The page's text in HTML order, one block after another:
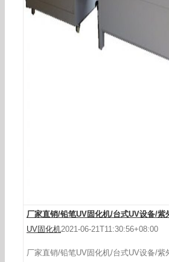
厂家直销/铅笔UV固化机/台式UV设备/紫
UV固化机2021-06-21T11:30:56+08:00
厂家直销/铅笔UV固化机/台式UV设备/紫
直销台式UV固化机UV胶水烘干